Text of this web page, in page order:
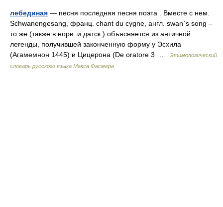
лебединая — песня последняя песня поэта . Вместе с нем.
Schwanengesang, франц. сhаnt du суgnе, англ. swаn᾽s song –
то же (также в норв. и датск.) объясняется из античной
легенды, получившей законченную форму у Эсхила
(Агамемнон 1445) и Цицерона (Dе оrаtоrе 3 …
Этимологический
словарь русского языка Макса Фасмера